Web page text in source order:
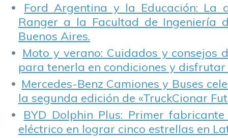
Ford Argentina y la Educación: La
Ranger a la Facultad de Ingeniería
Buenos Aires.
Moto y verano: Cuidados y consejos
para tenerla en condiciones y disfrutar
Mercedes-Benz Camiones y Buses
la segunda edición de «TruckCionar
BYD Dolphin Plus: Primer
eléctrico en lograr cinco estrellas en